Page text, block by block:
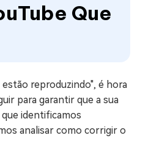
Que
reproduzindo", é hora
para garantir que a sua
identificamos
analisar como corrigir o